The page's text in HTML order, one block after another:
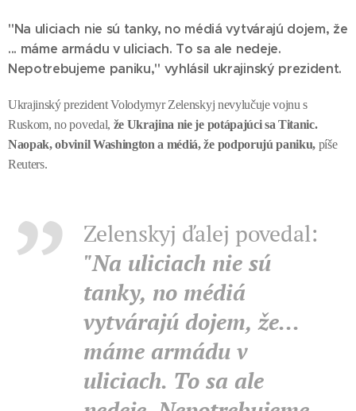
"Na uliciach nie sú tanky, no médiá vytvárajú dojem, že
... máme armádu v uliciach. To sa ale nedeje.
Nepotrebujeme paniku," vyhlásil ukrajinský prezident.
Ukrajinský prezident Volodymyr Zelenskyj nevylučuje vojnu s
Ruskom, no povedal, že Ukrajina nie je potápajúci sa Titanic.
Naopak, obvinil Washington a médiá, že podporujú paniku, píše
Reuters.
Zelenskyj ďalej povedal:
"Na uliciach nie sú
tanky, no médiá
vytvárajú dojem, že...
máme armádu v
uliciach. To sa ale